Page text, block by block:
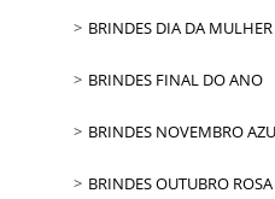
BRINDES DIA DA MULHER
BRINDES FINAL DO ANO
BRINDES NOVEMBRO
BRINDES OUTUBRO ROSA